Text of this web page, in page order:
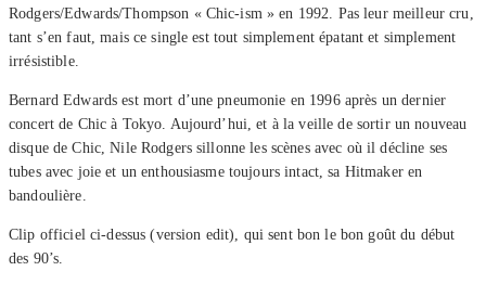
Rodgers/Edwards/Thompson « Chic-ism » en 1992. Pas leur meilleur cru,
tant s’en faut, mais ce single est tout simplement épatant et simplement
irrésistible.
Bernard Edwards est mort d’une pneumonie en 1996 après un dernier
concert de Chic à Tokyo. Aujourd’hui, et à la veille de sortir un nouveau
disque de Chic, Nile Rodgers sillonne les scènes avec où il décline ses
tubes avec joie et un enthousiasme toujours intact, sa Hitmaker en
bandoulière.
Clip officiel ci-dessus (version edit), qui sent bon le bon goût du début
des 90’s.